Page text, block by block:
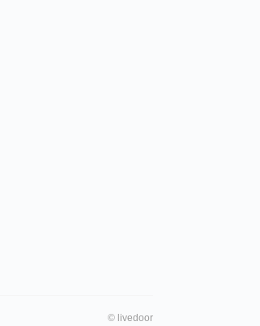
© livedoor